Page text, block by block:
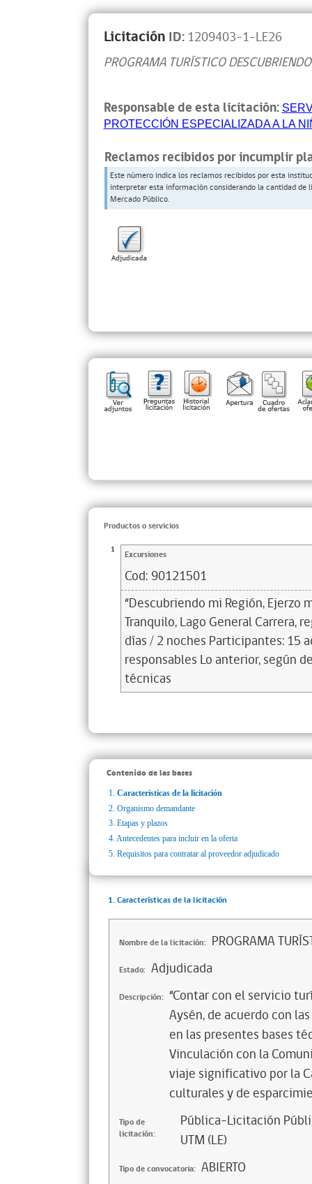
Licitación ID:1209403-1-LE26
PROGRAMA TURÍSTICO
Responsable de esta licitación:
PROTECCIÓN ESPECIALIZADA A LA
Reclamos recibidos por incumplir
Este número indica los reclamos recibidos por esta
interpretar esta información considerando la cantidad
Mercado Público.
Productos o servicios
1 Excursiones
Cod: 90121501
“Descubriendo mi Región, Ejerzo
Tranquilo, Lago General Carrera,
días / 2 noches Participantes: 15
responsables Lo anterior, según
técnicas
Contenido de las bases
1. Características de la licitación
2. Organismo demandante
3. Etapas y plazos
4. Antecedentes para incluir en la oferta
5. Requisitos para contratar al proveedor adjudicado
1. Características de la licitación
Nombre de la licitación: PROGRAMA
Estado: Adjudicada
Descripción: “Contar con el servicio
Aysén, de acuerdo con
en las presentes bases
Vinculación con la
viaje significativo por la
culturales y de
Tipo de
licitación:
Pública-Licitación
UTM (LE)
Tipo de convocatoria: ABIERTO